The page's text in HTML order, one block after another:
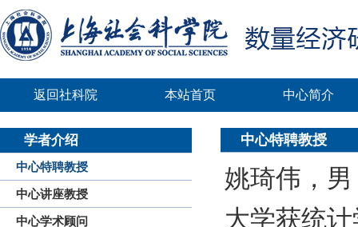
返回社科院 本站首页 中心简介
学者介绍
中心特聘教授
中心讲座教授
中心学术顾问
中心特聘教授
姚琦伟，
大学获统